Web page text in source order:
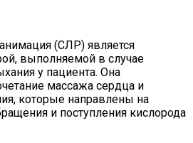
(СЛР) является
выполняемой в случае
у пациента. Она
массажа сердца и
которые направлены на
и поступления кислорода